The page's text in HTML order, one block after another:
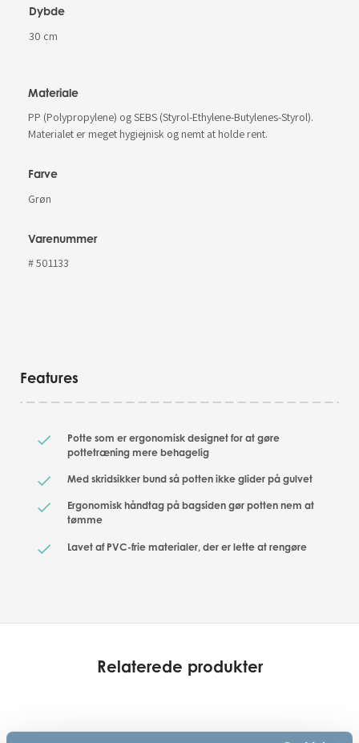
Dybde
30 cm
Materiale
PP (Polypropylene) og SEBS (Styrol-Ethylene-Butylenes-Styrol).
Materialet er meget hygiejnisk og nemt at holde rent.
Farve
Grøn
Varenummer
# 501133
Features
Potte som er ergonomisk designet for at gøre
pottetræning mere behagelig
Med skridsikker bund så potten ikke glider på gulvet
Ergonomisk håndtag på bagsiden gør potten nem at
tømme
Lavet af PVC-frie materialer, der er lette at rengøre
Relaterede produkter